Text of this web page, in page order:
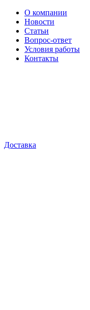
О компании
Новости
Статьи
Вопрос-ответ
Условия работы
Контакты
Доставка